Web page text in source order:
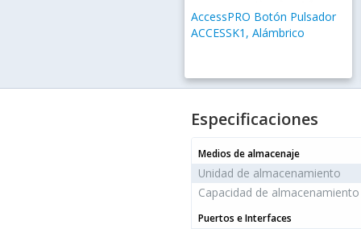
AccessPRO Botón Pulsador
ACCESSK1, Alámbrico
Especificaciones
Medios de almacenaje
Unidad de almacenamiento
Capacidad de
Puertos e Interfaces